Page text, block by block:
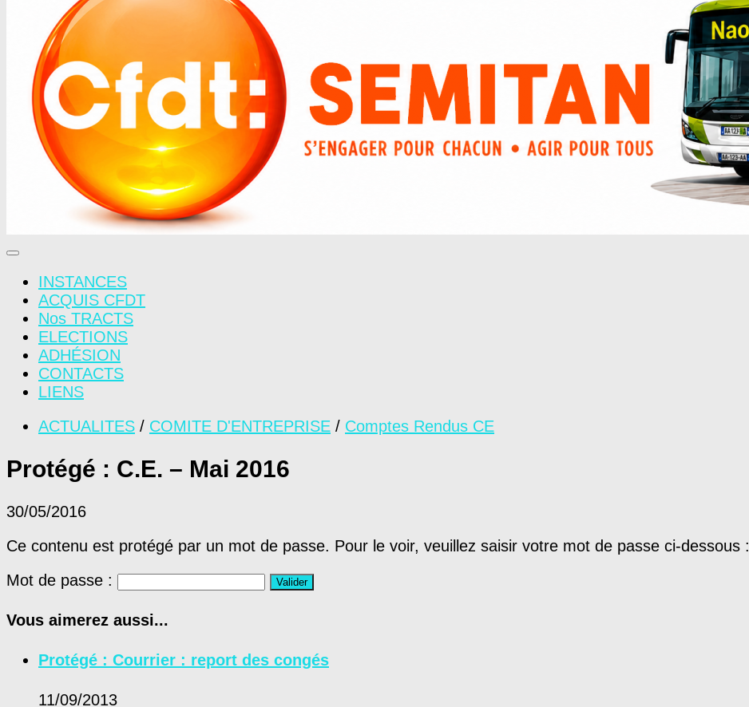
INSTANCES
ACQUIS CFDT
Nos TRACTS
ELECTIONS
ADHÉSION
CONTACTS
LIENS
ACTUALITES / COMITE D'ENTREPRISE / Comptes Rendus CE
Protégé : C.E. – Mai 2016
30/05/2016
Ce contenu est protégé par un mot de passe. Pour le voir, veuillez saisir votre mot de passe ci-dessous :
Mot de passe :
Vous aimerez aussi...
Protégé : Courrier : report des congés
11/09/2013